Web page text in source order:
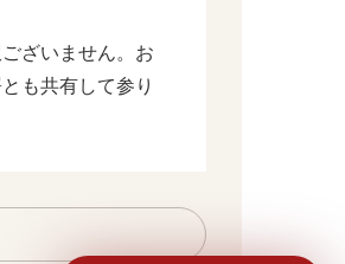
ざいません。お
も共有して参り